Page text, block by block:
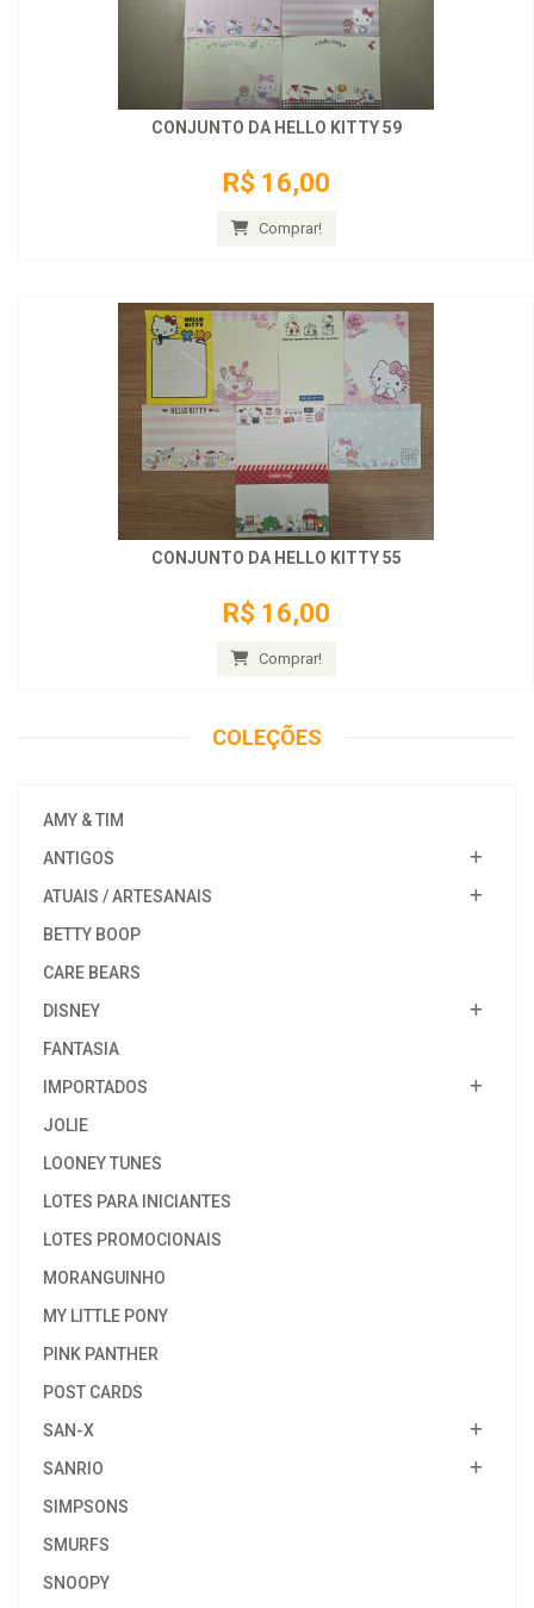
CONJUNTO DA HELLO KITTY 59
R$ 16,00
Comprar!
CONJUNTO DA HELLO KITTY 55
R$ 16,00
Comprar!
COLEÇÕES
AMY & TIM
ANTIGOS
ATUAIS / ARTESANAIS
BETTY BOOP
CARE BEARS
DISNEY
FANTASIA
IMPORTADOS
JOLIE
LOONEY TUNES
LOTES PARA INICIANTES
LOTES PROMOCIONAIS
MORANGUINHO
MY LITTLE PONY
PINK PANTHER
POST CARDS
SAN-X
SANRIO
SIMPSONS
SMURFS
SNOOPY